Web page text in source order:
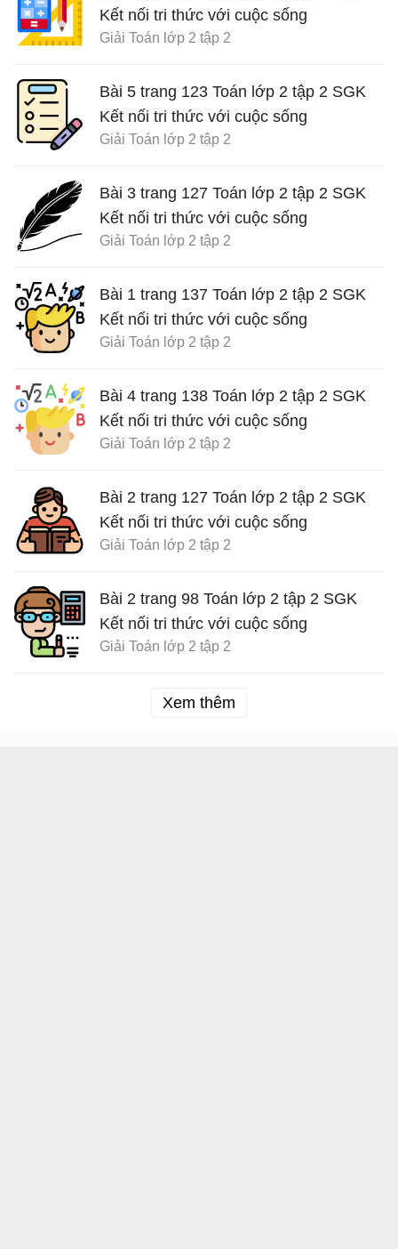
Kết nối tri thức với cuộc sống
Giải Toán lớp 2 tập 2
Bài 5 trang 123 Toán lớp 2 tập 2 SGK
Kết nối tri thức với cuộc sống
Giải Toán lớp 2 tập 2
Bài 3 trang 127 Toán lớp 2 tập 2 SGK
Kết nối tri thức với cuộc sống
Giải Toán lớp 2 tập 2
Bài 1 trang 137 Toán lớp 2 tập 2 SGK
Kết nối tri thức với cuộc sống
Giải Toán lớp 2 tập 2
Bài 4 trang 138 Toán lớp 2 tập 2 SGK
Kết nối tri thức với cuộc sống
Giải Toán lớp 2 tập 2
Bài 2 trang 127 Toán lớp 2 tập 2 SGK
Kết nối tri thức với cuộc sống
Giải Toán lớp 2 tập 2
Bài 2 trang 98 Toán lớp 2 tập 2 SGK
Kết nối tri thức với cuộc sống
Giải Toán lớp 2 tập 2
Xem thêm